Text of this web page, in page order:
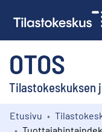
OTOS
Tilastokeskuksen
Kokoelmat
Etusivu